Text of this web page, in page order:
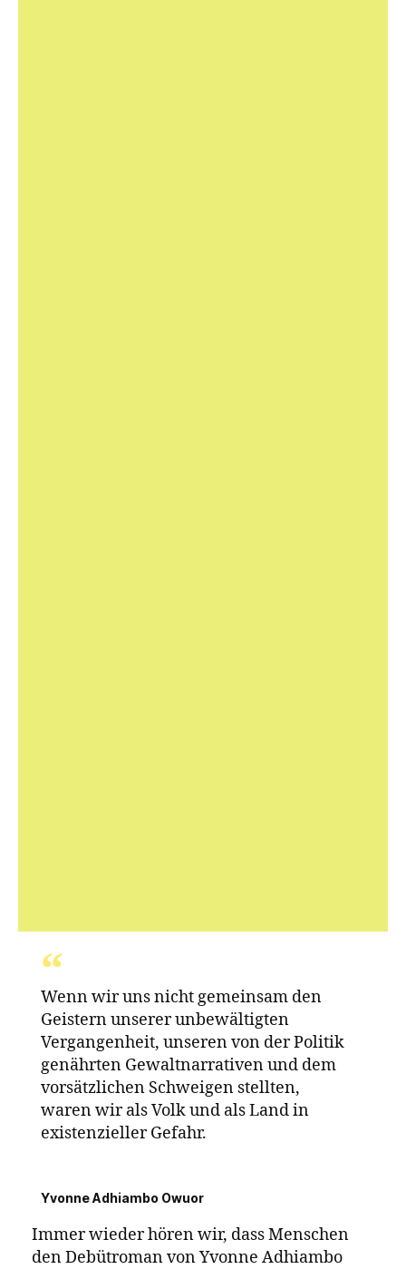
Der Ort, an dem
die Reise endet
-
Ein mutiger, brutaler und schöner Roman
über eine versehrte Familie
Wenn wir uns nicht gemeinsam den
Geistern unserer unbewältigten
Vergangenheit, unseren von der Politik
genährten Gewaltnarrativen und dem
vorsätzlichen Schweigen stellten,
waren wir als Volk und als Land in
existenzieller Gefahr.
Yvonne Adhiambo Owuor
Immer wieder hören wir, dass Menschen
den Debütroman von Yvonne Adhiambo